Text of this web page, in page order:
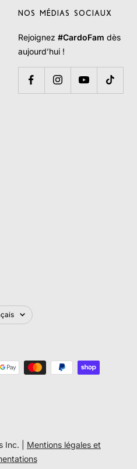
NOS MÉDIAS SOCIAUX
Rejoignez #CardoFam dès
aujourd’hui !
Inc. | Mentions légales et